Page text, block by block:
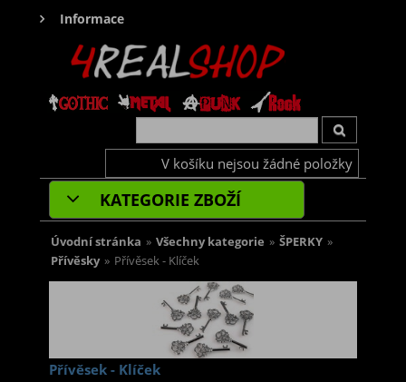
Informace
V košíku nejsou žádné položky
KATEGORIE ZBOŽÍ
Úvodní stránka » Všechny kategorie » ŠPERKY »
Přívěsky » Přívěsek - Klíček
Přívěsek - Klíček